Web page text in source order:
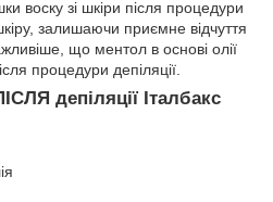
воску зі шкіри після процедури
залишаючи приємне відчуття
що ментол в основі олії
процедури депіляції.
депіляції Італбакс